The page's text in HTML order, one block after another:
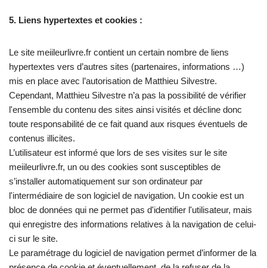
5. Liens hypertextes et cookies :
Le site meiileurlivre.fr contient un certain nombre de liens
hypertextes vers d’autres sites (partenaires, informations …)
mis en place avec l’autorisation de Matthieu Silvestre.
Cependant, Matthieu Silvestre n’a pas la possibilité de vérifier
l'ensemble du contenu des sites ainsi visités et décline donc
toute responsabilité de ce fait quand aux risques éventuels de
contenus illicites.
L’utilisateur est informé que lors de ses visites sur le site
meiileurlivre.fr, un ou des cookies sont susceptibles de
s’installer automatiquement sur son ordinateur par
l'intermédiaire de son logiciel de navigation. Un cookie est un
bloc de données qui ne permet pas d'identifier l'utilisateur, mais
qui enregistre des informations relatives à la navigation de celui-
ci sur le site.
Le paramétrage du logiciel de navigation permet d’informer de la